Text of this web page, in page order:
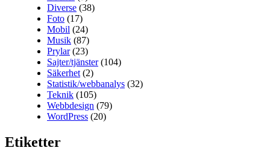
Diverse (38)
Foto (17)
Mobil (24)
Musik (87)
Prylar(23)
Sajter/tjänster(104)
Säkerhet (2)
Statistik/webbanalys (32)
Teknik (105)
Webbdesign (79)
WordPress (20)
Etiketter